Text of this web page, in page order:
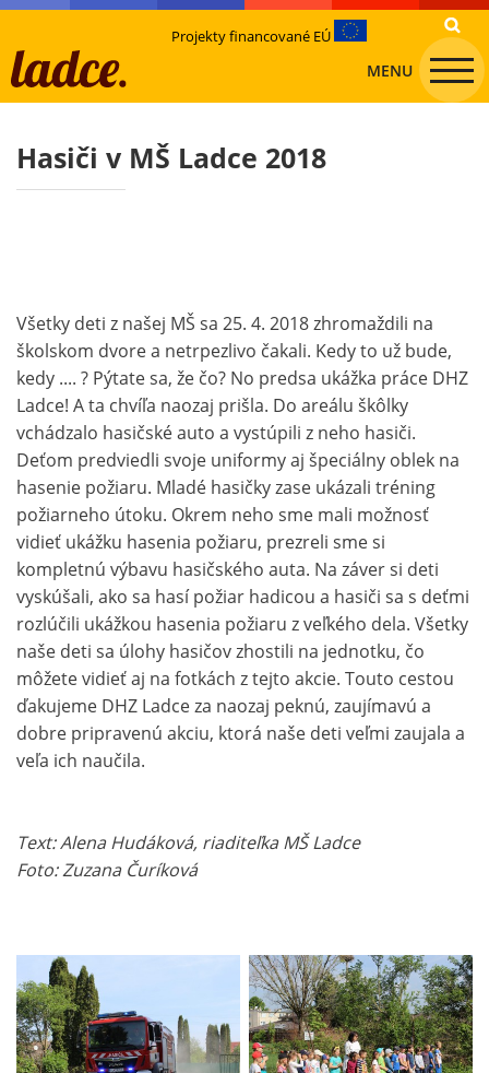
Projekty financované EÚ
MENU
Hasiči v MŠ Ladce 2018
Všetky deti z našej MŠ sa 25. 4. 2018 zhromaždili na
školskom dvore a netrpezlivo čakali. Kedy to už bude,
kedy .... ? Pýtate sa, že čo? No predsa ukážka práce DHZ
Ladce! A ta chvíľa naozaj prišla. Do areálu škôlky
vchádzalo hasičské auto a vystúpili z neho hasiči.
Deťom predviedli svoje uniformy aj špeciálny oblek na
hasenie požiaru. Mladé hasičky zase ukázali tréning
požiarneho útoku. Okrem neho sme mali možnosť
vidieť ukážku hasenia požiaru, prezreli sme si
kompletnú výbavu hasičského auta. Na záver si deti
vyskúšali, ako sa hasí požiar hadicou a hasiči sa s deťmi
rozlúčili ukážkou hasenia požiaru z veľkého dela. Všetky
naše deti sa úlohy hasičov zhostili na jednotku, čo
môžete vidieť aj na fotkách z tejto akcie. Touto cestou
ďakujeme DHZ Ladce za naozaj peknú, zaujímavú a
dobre pripravenú akciu, ktorá naše deti veľmi zaujala a
veľa ich naučila.
Text: Alena Hudáková, riaditeľka MŠ Ladce
Foto: Zuzana Čuríková